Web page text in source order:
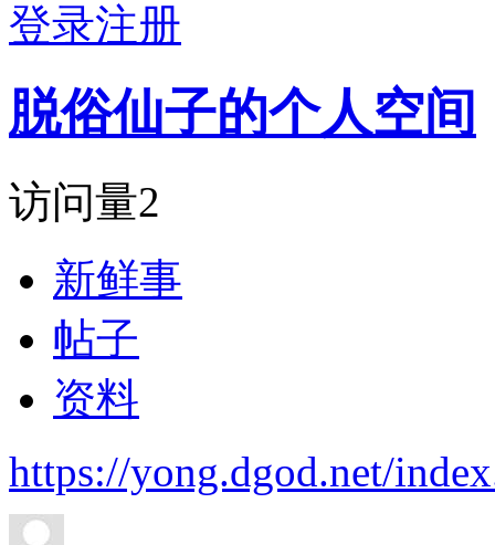
登录注册
脱俗仙子的个人空间
访问量2
新鲜事
帖子
资料
https://yong.dgod.net/